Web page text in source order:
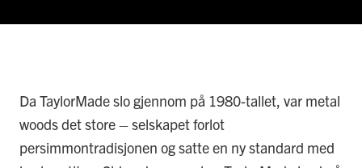
Da TaylorMade slo gjennom på 1980-tallet, var metal
woods det store – selskapet forlot
persimmontradisjonen og satte en ny standard med